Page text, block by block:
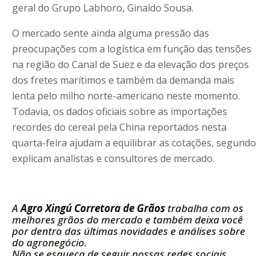
geral do Grupo Labhoro, Ginaldo Sousa.
O mercado sente ainda alguma pressão das
preocupações com a logística em função das tensões
na região do Canal de Suez e da elevação dos preços
dos fretes marítimos e também da demanda mais
lenta pelo milho norte-americano neste momento.
Todavia, os dados oficiais sobre as importações
recordes do cereal pela China reportados nesta
quarta-feira ajudam a equilibrar as cotações, segundo
explicam analistas e consultores de mercado.
AAgro Xingú Corretora de Grãos trabalha com os
melhores grãos do mercado e também deixa você
por dentro das últimas novidades e análises sobre
do agronegócio.